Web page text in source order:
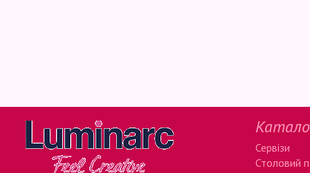
Сервізи
Столовий